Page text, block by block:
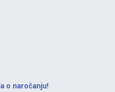
o naročanju!